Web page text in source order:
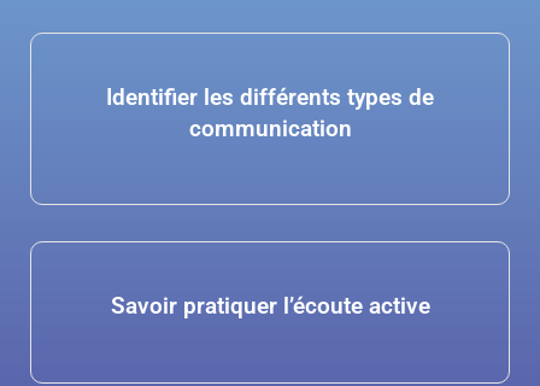
Identifier les différents types de
communication
Savoir pratiquer l’écoute active